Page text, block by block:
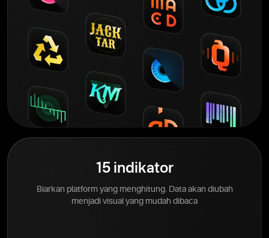
15 indikator
Biarkan platform yang menghitung. Data akan diubah
menjadi visual yang mudah dibaca